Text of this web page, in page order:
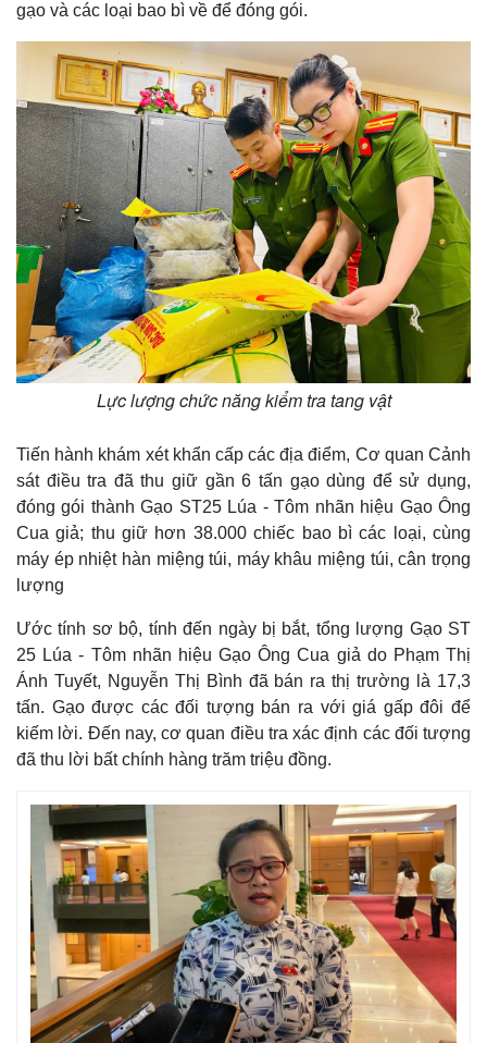
Thế giới
Quan sát
Cuộc sống đó đây
Hồ sơ
Multimedia
Video
Ảnh
E-Magazine
Infographic
gạo và các loại bao bì về để đóng gói.
Lực lượng chức năng kiểm tra tang vật
Tiến hành khám xét khẩn cấp các địa điểm, Cơ quan Cảnh
sát điều tra đã thu giữ gần 6 tấn gạo dùng để sử dụng,
đóng gói thành Gạo ST25 Lúa - Tôm nhãn hiệu Gạo Ông
Cua giả; thu giữ hơn 38.000 chiếc bao bì các loại, cùng
máy ép nhiệt hàn miệng túi, máy khâu miệng túi, cân trọng
lượng
Ước tính sơ bộ, tính đến ngày bị bắt, tổng lượng Gạo ST
25 Lúa - Tôm nhãn hiệu Gạo Ông Cua giả do Phạm Thị
Ánh Tuyết, Nguyễn Thị Bình đã bán ra thị trường là 17,3
tấn. Gạo được các đối tượng bán ra với giá gấp đôi để
kiếm lời. Đến nay, cơ quan điều tra xác định các đối tượng
đã thu lời bất chính hàng trăm triệu đồng.